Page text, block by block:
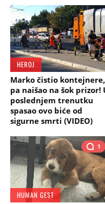
HEROJ
Marko čistio kontejnere,
pa naišao na šok prizor!
poslednjem trenutku
spasao ovo biće od
sigurne smrti (VIDEO)
1
HUMAN GEST